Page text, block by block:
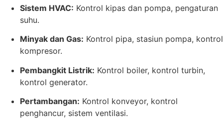
Sistem HVAC: Kontrol kipas dan pompa, pengaturan
suhu.
Minyak dan Gas: Kontrol pipa, stasiun pompa, kontrol
kompresor.
Pembangkit Listrik: Kontrol boiler, kontrol turbin,
kontrol generator.
Pertambangan: Kontrol konveyor, kontrol
penghancur, sistem ventilasi.